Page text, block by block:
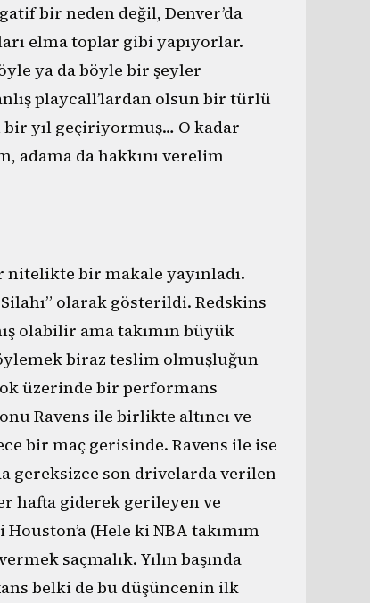
bir neden değil, Denver’da
elma toplar gibi yapıyorlar.
ya da böyle bir şeyler
playcall’lardan olsun bir türlü
bir yıl geçiriyormuş… O kadar
adama da hakkını verelim
bir makale yayınladı.
Silahı” olarak gösterildi. Redskins
olabilir ama takımın büyük
biraz teslim olmuşluğun
üzerinde bir performans
Ravens ile birlikte altıncı ve
bir maç gerisinde. Ravens ile ise
gereksizce son drivelarda verilen
hafta giderek gerileyen ve
(Hele ki NBA takımım
saçmalık. Yılın başında
belki de bu düşüncenin ilk